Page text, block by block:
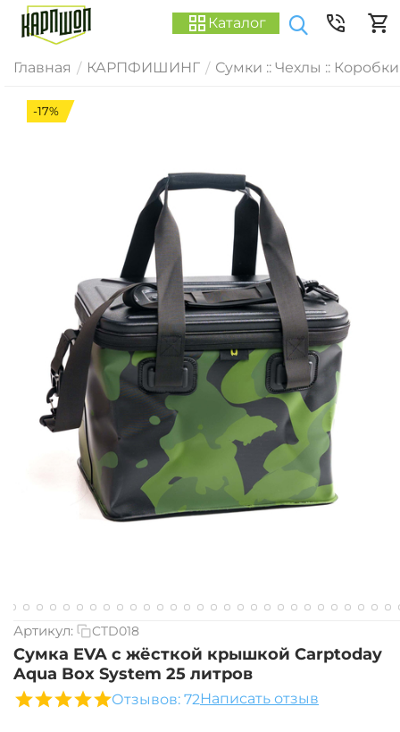
Каталог
Главная / КАРПФИШИНГ / Сумки :: Чехлы :: Коробки
-17%
Артикул: CTD018
Сумка EVA с жёсткой крышкой Carptoday
Aqua Box System 25 литров
Отзывов: 72Написать отзыв